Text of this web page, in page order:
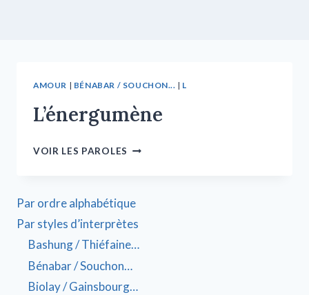
AMOUR | BÉNABAR / SOUCHON... | L
L’énergumène
VOIR LES PAROLES
Par ordre alphabétique
Par styles d’interprètes
Bashung / Thiéfaine…
Bénabar / Souchon…
Biolay / Gainsbourg…